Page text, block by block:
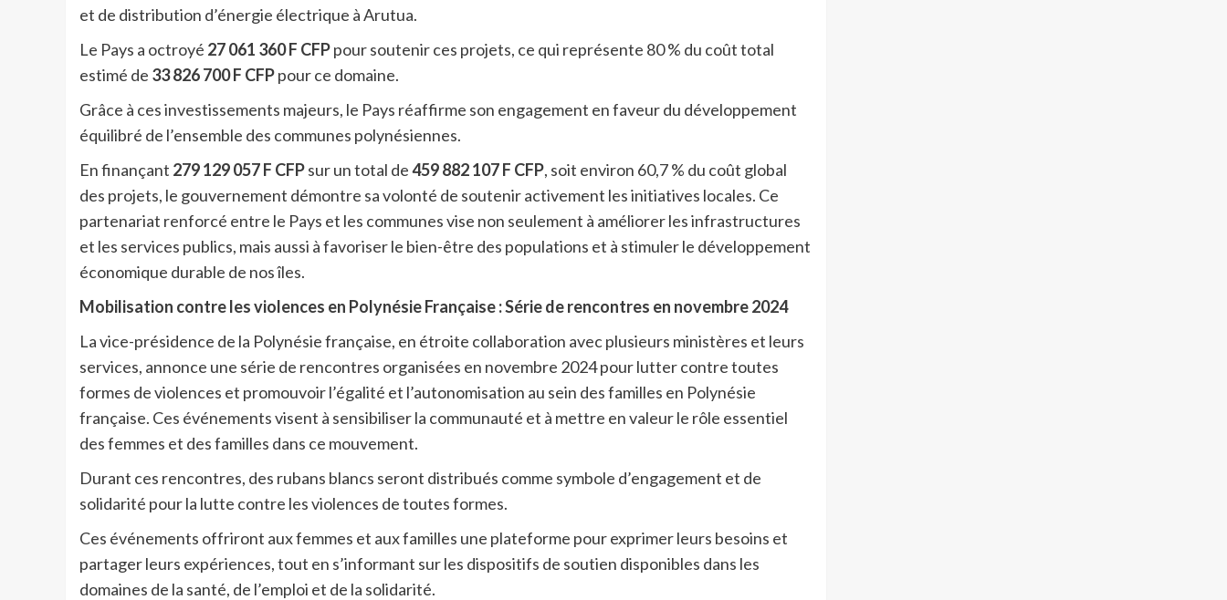
et de distribution d’énergie électrique à Arutua.
Le Pays a octroyé 27 061 360 F CFPpour soutenir ces projets, ce qui représente 80 % du coût total
estimé de 33 826 700 F CFPpour ce domaine.
Grâce à ces investissements majeurs, le Pays réaffirme son engagement en faveur du développement
équilibré de l’ensemble des communes polynésiennes.
En finançant 279 129 057 F CFPsur un total de459 882 107 F CFP, soit environ 60,7 % du coût global
des projets, le gouvernement démontre sa volonté de soutenir activement les initiatives locales. Ce
partenariat renforcé entre le Pays et les communes vise non seulement à améliorer les infrastructures
et les services publics, mais aussi à favoriser le bien-être des populations et à stimuler le développement
économique durable de nos îles.
Mobilisation contre les violences en Polynésie Française : Série de rencontres en novembre 2024
La vice-présidence de la Polynésie française, en étroite collaboration avec plusieurs ministères et leurs
services, annonce une série de rencontres organisées en novembre 2024 pour lutter contre toutes
formes de violences et promouvoir l’égalité et l’autonomisation au sein des familles en Polynésie
française. Ces événements visent à sensibiliser la communauté et à mettre en valeur le rôle essentiel
des femmes et des familles dans ce mouvement.
Durant ces rencontres, des rubans blancs seront distribués comme symbole d’engagement et de
solidarité pour la lutte contre les violences de toutes formes.
Ces événements offriront aux femmes et aux familles une plateforme pour exprimer leurs besoins et
partager leurs expériences, tout en s’informant sur les dispositifs de soutien disponibles dans les
domaines de la santé, de l’emploi et de la solidarité.